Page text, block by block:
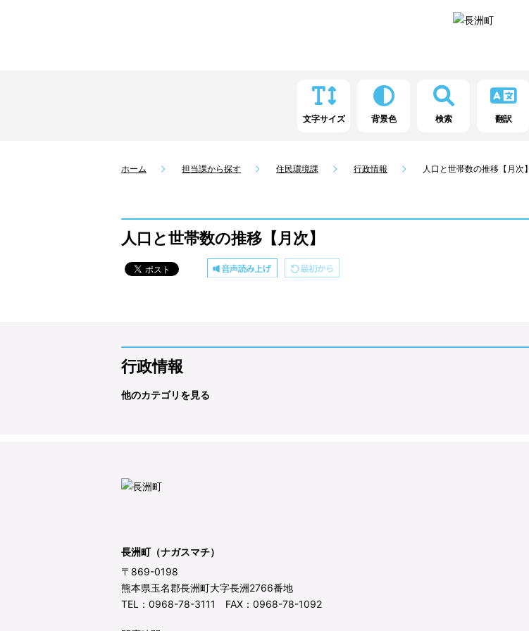
文字サイズ 背景色 検索 翻訳
ホーム 担当課から探す 住民環境課 行政情報 人口と世帯数の推移【月次】
人口と世帯数の推移【月次】
行政情報
他のカテゴリを見る
長洲町（ナガスマチ）
〒869-0198
熊本県玉名郡長洲町大字長洲2766番地
TEL：0968-78-3111 FAX：0968-78-1092